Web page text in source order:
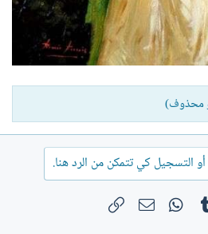
محذوف)
التسجيل كي تتمكن من الرد هنا.
Tumblr
WhatsAppالبريد الإلكتروني